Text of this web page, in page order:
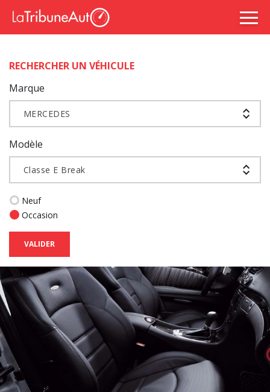
RECHERCHER UN VÉHICULE
Marque
MERCEDES
Modèle
Classe E Break
Neuf
Occasion
VALIDER